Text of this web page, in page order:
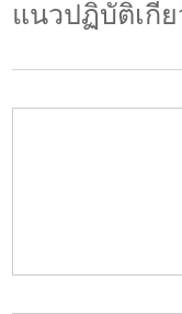
แนวปฏิบัติเกี่